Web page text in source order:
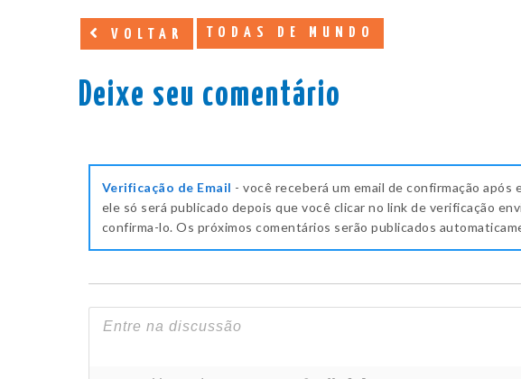
VOLTAR TODAS DE MUNDO
Deixe seu comentário
Verificação de Email - você receberá um email de confirmação após
ele só será publicado depois que você clicar no link de verificação
confirma-lo. Os próximos comentários serão publicados